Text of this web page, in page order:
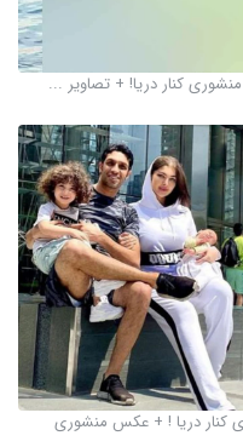
کنار دریا! + تصاویر ...
کنار دریا ! + عکس منشوری